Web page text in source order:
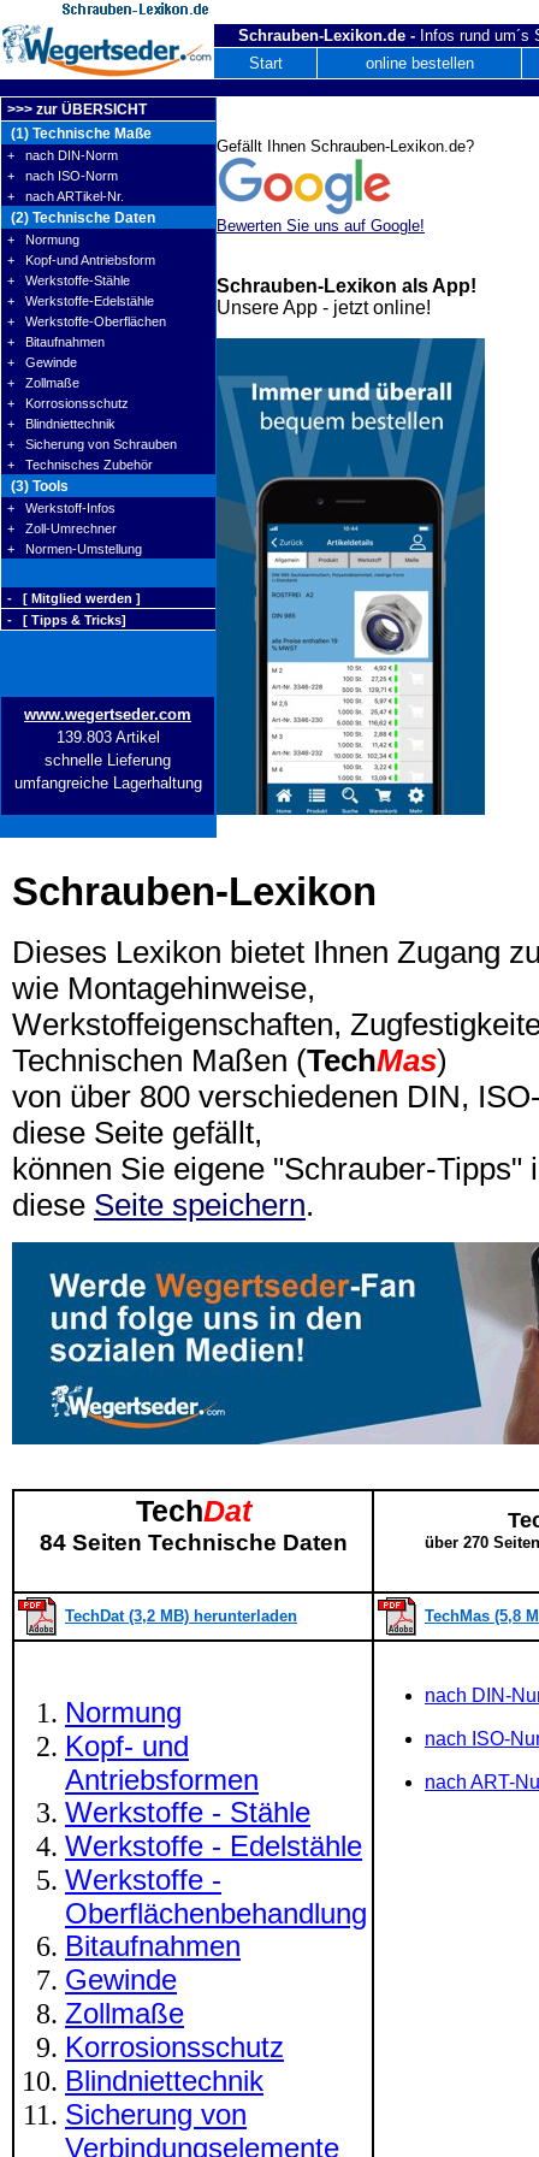
Schrauben-Lexikon.de - Infos rund um´s
Start
online bestellen
>>> zur ÜBERSICHT
(1) Technische Maße
+ nach DIN-Norm
+ nach ISO-Norm
+ nach ARTikel-Nr.
(2) Technische Daten
+ Normung
+ Kopf-und Antriebsform
+ Werkstoffe-Stähle
+ Werkstoffe-Edelstähle
+ Werkstoffe-Oberflächen
+ Bitaufnahmen
+ Gewinde
+ Zollmaße
+ Korrosionsschutz
+ Blindniettechnik
+ Sicherung von Schrauben
+ Technisches Zubehör
(3) Tools
+ Werkstoff-Infos
+ Zoll-Umrechner
+ Normen-Umstellung
- [ Mitglied werden ]
- [ Tipps & Tricks]
www.wegertseder.com
139.803 Artikel
schnelle Lieferung
umfangreiche Lagerhaltung
Schrauben-Lexikon
Dieses Lexikon bietet Ihnen Zugang
wie Montagehinweise,
Werkstoffeigenschaften,
Technischen Maßen (TechMas)
von über 800 verschiedenen DIN,
diese Seite gefällt,
können Sie eigene "Schrauber-Tipps"
diese Seite speichern.
TechDat
84 Seiten Technische Daten über 270
TechDat (3,2 MB) herunterladen TechMas (5,8
Normung
Kopf- und
Antriebsformen
Werkstoffe - Stähle
Werkstoffe - Edelstähle
Werkstoffe -
Oberflächenbehandlung
Bitaufnahmen
Gewinde
Zollmaße
Korrosionsschutz
Blindniettechnik
Sicherung von
Verbindungselemente
nach DIN-
nach ISO-
nach ART-
Gefällt Ihnen Schrauben-Lexikon.de?
Bewerten Sie uns auf Google!
Schrauben-Lexikon als App!
Unsere App - jetzt online!